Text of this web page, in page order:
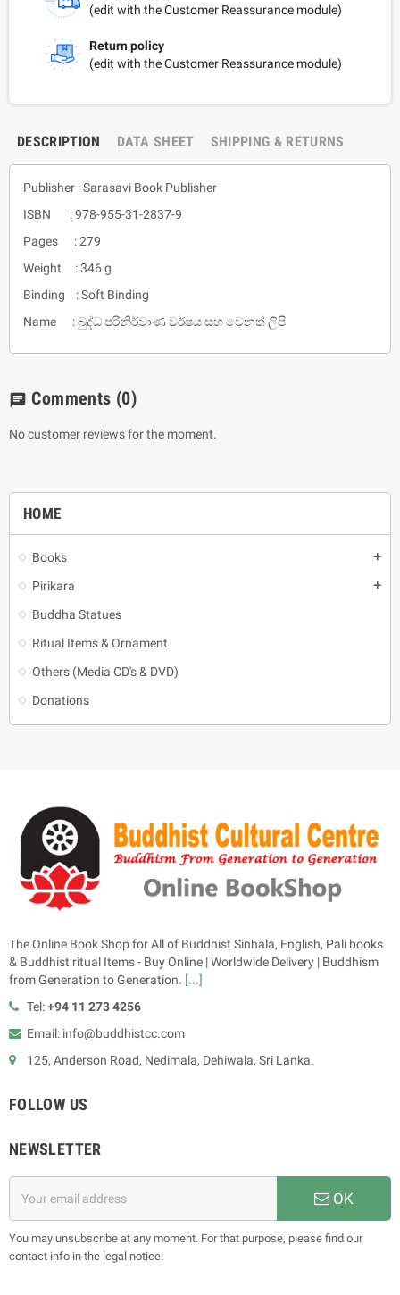
HOME
Books add
Pirikara add
Buddha Statues
Ritual Items & Ornament
Others (Media CD's & DVD)
Donations
(edit with the Customer Reassurance module)
Return policy
(edit with the Customer Reassurance module)
DESCRIPTION DATA SHEET SHIPPING & RETURNS
Publisher : Sarasavi Book Publisher
ISBN : 978-955-31-2837-9
Pages : 279
Weight : 346 g
Binding : Soft Binding
Name : බුද්ධ පරිනිර්වාණ වර්ෂය සහ වෙනත් ලිපි
chat Comments (0)
No customer reviews for the moment.
The Online Book Shop for All of Buddhist Sinhala, English, Pali books
& Buddhist ritual Items - Buy Online | Worldwide Delivery | Buddhism
from Generation to Generation. [...]
Tel:+94 11 273 4256
Email: info@buddhistcc.com
125, Anderson Road, Nedimala, Dehiwala, Sri Lanka.
FOLLOW US
NEWSLETTER
OK
You may unsubscribe at any moment. For that purpose, please find our
contact info in the legal notice.